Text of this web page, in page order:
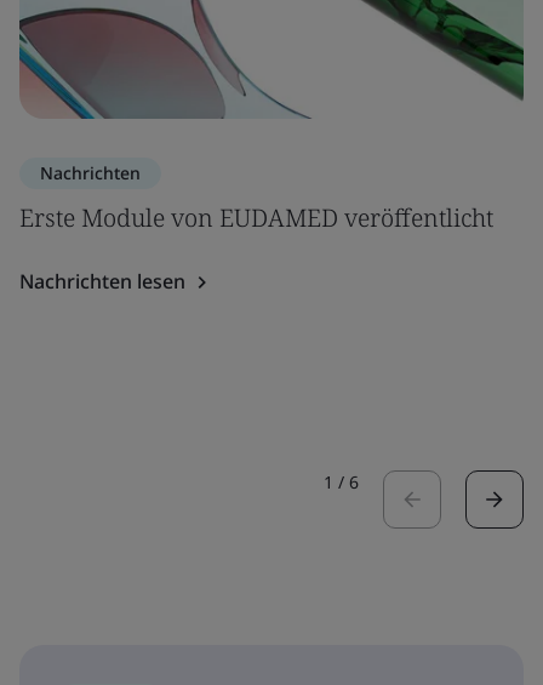
Nachrichten
Erste Module von EUDAMED veröffentlicht
Nachrichten lesen
1 / 6